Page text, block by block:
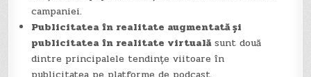
campaniei.
Publicitatea în realitate augmentată și
publicitatea în realitate virtualăsunt două
dintre principalele tendințe viitoare în